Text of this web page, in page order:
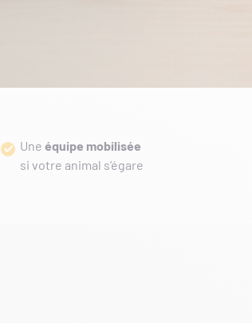
Une équipe mobilisée
si votre animal s’égare